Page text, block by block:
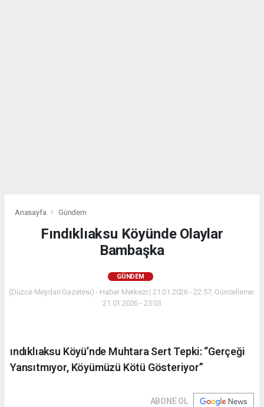
Anasayfa Gündem
Fındıklıaksu Köyünde Olaylar
Bambaşka
GÜNDEM
(Düzce Meydan Gazetesi) - Haber Merkezi | 21.01.2026 - 22:57, Güncelleme:
21.01.2026 - 23:03
ındıklıaksu Köyü’nde Muhtara Sert Tepki: “Gerçeği
Yansıtmıyor, Köyümüzü Kötü Gösteriyor”
ABONE OL